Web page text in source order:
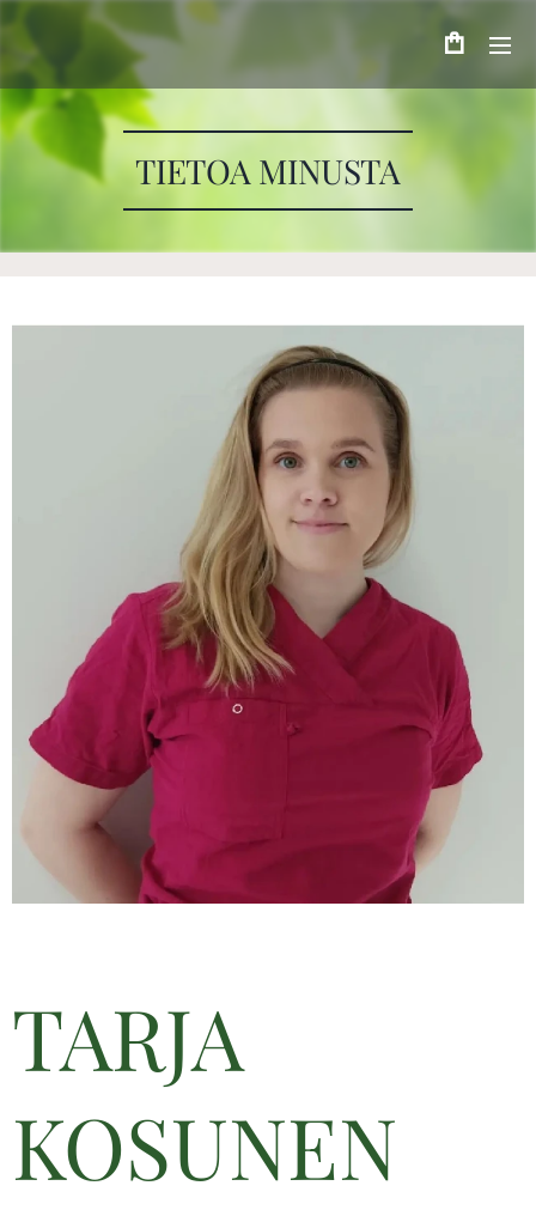
TIETOA MINUSTA
TARJA
KOSUNEN